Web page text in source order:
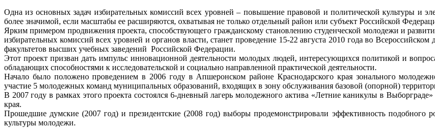
Одна из основных задач избирательных комиссий всех уровней – повышение правовой и политической культуры и
более значимой, если масштабы ее расширяются, охватывая не только отдельный район или субъект Российской
Ярким примером продвижения проекта, способствующего гражданскому становлению студенческой молодежи и
избирательных комиссий всех уровней и органов власти, станет проведение 15-22 августа 2010 года во
факультетов высших учебных заведений Российской Федерации.
Этот проект призван дать импульс инновационной деятельности молодых людей, интересующихся политикой и
обладающих способностями к исследовательской и социально направленной практической деятельности.
Начало было положено проведением в 2006 году в Апшеронском районе Краснодарского края зонального
участие 5 молодежных команд муниципальных образований, входящих в зону обслуживания базовой (опорной)
В 2007 году в рамках этого проекта состоялся 6-дневный лагерь молодежного актива «Летние каникулы в
края.
Прошедшие думские (2007 год) и президентские (2008 год) выборы продемонстрировали эффективность подобного
культуры молодежи.